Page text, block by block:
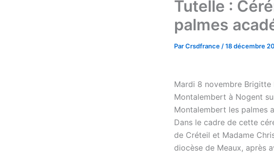
Tutelle :
palmes
ParCrsdfrance /18 décembre
Mardi 8 novembre Brigitte
Montalembert à Nogent
Montalembert les palmes
Dans le cadre de cette
de Créteil et Madame
diocèse de Meaux, après